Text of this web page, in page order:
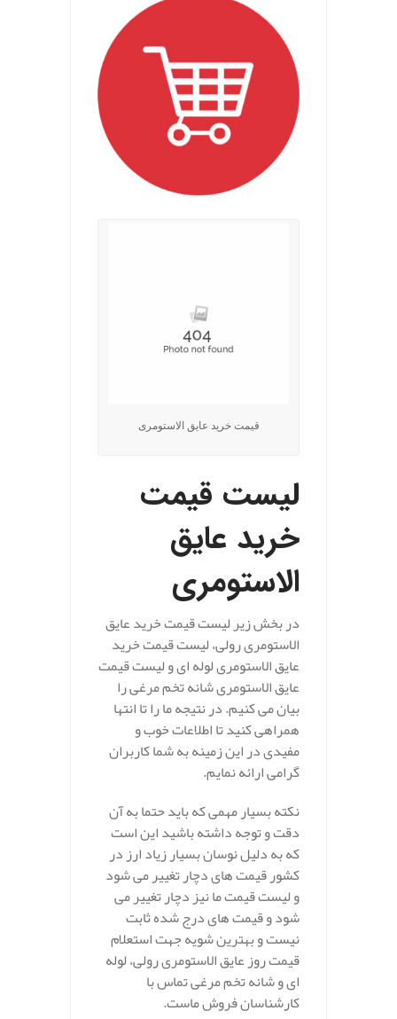
قیمت خرید عایق الاستومری
لیست قیمت
خرید عایق
الاستومری
در بخش زیر لیست قیمت خرید عایق
الاستومری رولی، لیست قیمت خرید
عایق الاستومری لوله ای و لیست قیمت
عایق الاستومری شانه تخم مرغی را
بیان می کنیم. در نتیجه ما را تا انتها
همراهی کنید تا اطلاعات خوب و
مفیدی در این زمینه به شما کاربران
گرامی ارائه نمایم.
نکته بسیار مهمی که باید حتما به آن
دقت و توجه داشته باشید این است
که به دلیل نوسان بسیار زیاد ارز در
کشور قیمت های دچار تغییر می شود
و لیست قیمت ما نیز دچار تغییر می
شود و قیمت های درج شده ثابت
نیست و بهترین شویه جهت استعلام
قیمت روز عایق الاستومری رولی، لوله
ای و شانه تخم مرغی تماس با
کارشناسان فروش ماست.